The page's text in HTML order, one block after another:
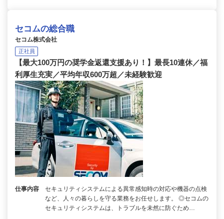
セコムの総合職
セコム株式会社
正社員
【最大100万円の奨学金返還支援あり！】最長10連休／福
利厚生充実／平均年収600万超／未経験歓迎
仕事内容
セキュリティシステムによる異常感知時の対応や機器の点検
など、人々の暮らしを守る業務をお任せします。 ◎セコムの
セキュリティシステムは、トラブルを未然に防ぐため…